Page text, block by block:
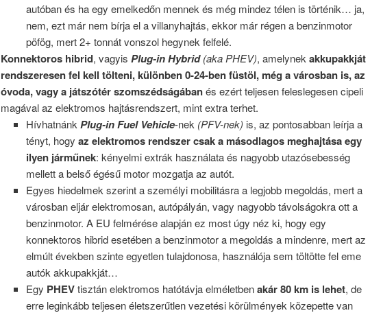
autóban és ha egy emelkedőn mennek és még mindez télen is történik… ja,
nem, ezt már nem bírja el a villanyhajtás, ekkor már régen a benzinmotor
pöfög, mert 2+ tonnát vonszol hegynek felfelé.
Konnektoros hibrid, vagyis Plug-in Hybrid(aka PHEV), amelynek akkupakkját
rendszeresen fel kell tölteni, különben 0-24-ben füstöl, még a városban is, az
óvoda, vagy a játszótér szomszédságábanés ezért teljesen feleslegesen cipeli
magával az elektromos hajtásrendszert, mint extra terhet.
Hívhatnánk Plug-in Fuel Vehicle-nek (PFV-nek) is, az pontosabban leírja a
tényt, hogy az elektromos rendszer csak a másodlagos meghajtása egy
ilyen járműnek: kényelmi extrák használata és nagyobb utazósebesség
mellett a belső égésű motor mozgatja az autót.
Egyes hiedelmek szerint a személyi mobilitásra a legjobb megoldás, mert a
városban eljár elektromosan, autópályán, vagy nagyobb távolságokra ott a
benzinmotor. A EU felmérése alapján ez most úgy néz ki, hogy egy
konnektoros hibrid esetében a benzinmotor a megoldás a mindenre, mert az
elmúlt években szinte egyetlen tulajdonosa, használója sem töltötte fel eme
autók akkupakkját…
Egy PHEVtisztán elektromos hatótávja elméletbenakár 80 km is lehet, de
erre leginkább teljesen életszerűtlen vezetési körülmények közepette van